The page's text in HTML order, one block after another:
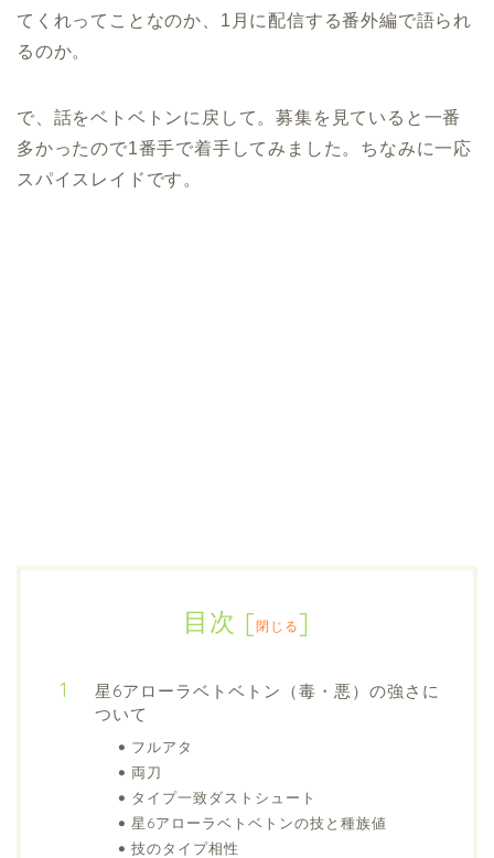
てくれってことなのか、1月に配信する番外編で語られ
るのか。
で、話をベトベトンに戻して。募集を見ていると一番
多かったので1番手で着手してみました。ちなみに一応
スパイスレイドです。
目次 [閉じる]
星6アローラベトベトン（毒・悪）の強さに
ついて
フルアタ
両刀
タイプ一致ダストシュート
星6アローラベトベトンの技と種族値
技のタイプ相性